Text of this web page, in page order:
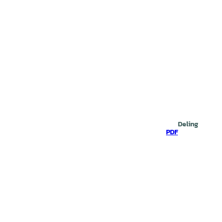
PDF
Deling